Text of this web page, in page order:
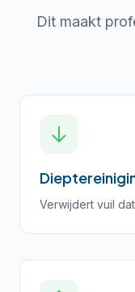
Dit maakt
Verwijdert vuil